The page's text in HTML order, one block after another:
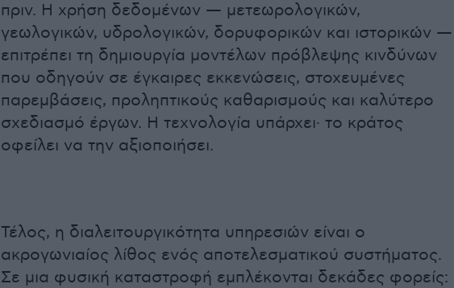
πριν. Η χρήση δεδομένων — μετεωρολογικών,
γεωλογικών, υδρολογικών, δορυφορικών και ιστορικών —
επιτρέπει τη δημιουργία μοντέλων πρόβλεψης κινδύνων
που οδηγούν σε έγκαιρες εκκενώσεις, στοχευμένες
παρεμβάσεις, προληπτικούς καθαρισμούς και καλύτερο
σχεδιασμό έργων. Η τεχνολογία υπάρχει· το κράτος
οφείλει να την αξιοποιήσει.
Τέλος, η διαλειτουργικότητα υπηρεσιών είναι ο
ακρογωνιαίος λίθος ενός αποτελεσματικού συστήματος.
Σε μια φυσική καταστροφή εμπλέκονται δεκάδες φορείς: